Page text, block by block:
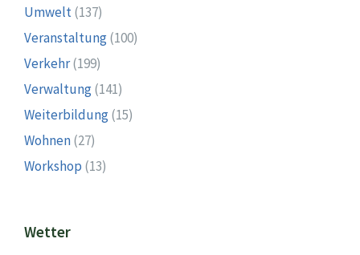
Umwelt(137)
Veranstaltung(100)
Verkehr(199)
Verwaltung(141)
Weiterbildung(15)
Wohnen(27)
Workshop (13)
Wetter